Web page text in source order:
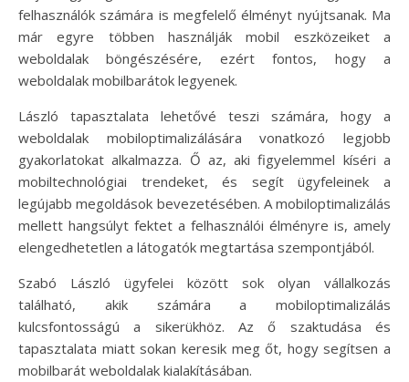
felhasználók számára is megfelelő élményt nyújtsanak. Ma
már egyre többen használják mobil eszközeiket a
weboldalak böngészésére, ezért fontos, hogy a
weboldalak mobilbarátok legyenek.
László tapasztalata lehetővé teszi számára, hogy a
weboldalak mobiloptimalizálására vonatkozó legjobb
gyakorlatokat alkalmazza. Ő az, aki figyelemmel kíséri a
mobiltechnológiai trendeket, és segít ügyfeleinek a
legújabb megoldások bevezetésében. A mobiloptimalizálás
mellett hangsúlyt fektet a felhasználói élményre is, amely
elengedhetetlen a látogatók megtartása szempontjából.
Szabó László ügyfelei között sok olyan vállalkozás
található, akik számára a mobiloptimalizálás
kulcsfontosságú a sikerükhöz. Az ő szaktudása és
tapasztalata miatt sokan keresik meg őt, hogy segítsen a
mobilbarát weboldalak kialakításában.